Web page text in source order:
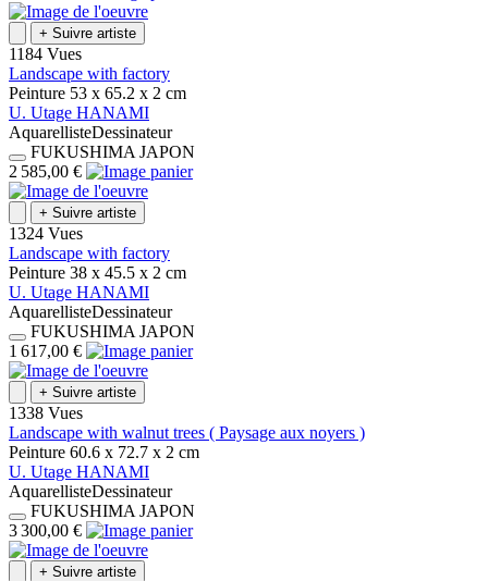
+ Suivre artiste
1184 Vues
Landscape with factory
Peinture 53 x 65.2 x 2 cm
U. Utage HANAMI
AquarellisteDessinateur
FUKUSHIMA JAPON
2 585,00 €
+ Suivre artiste
1324 Vues
Landscape with factory
Peinture 38 x 45.5 x 2 cm
U. Utage HANAMI
AquarellisteDessinateur
FUKUSHIMA JAPON
1 617,00 €
+ Suivre artiste
1338 Vues
Landscape with walnut trees ( Paysage aux noyers )
Peinture 60.6 x 72.7 x 2 cm
U. Utage HANAMI
AquarellisteDessinateur
FUKUSHIMA JAPON
3 300,00 €
+ Suivre artiste